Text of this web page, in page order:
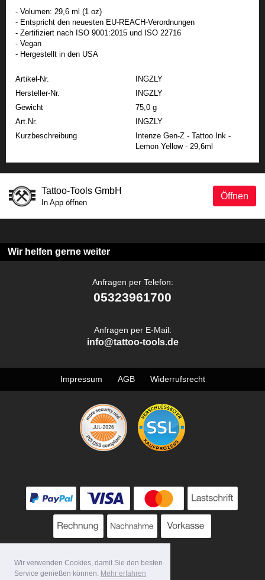
Wir verwenden Cookies, damit Sie den besten
Service genießen können. Mehr erfahren
- Volumen: 29,6 ml (1 oz)
- Entspricht den neuesten EU-REACH-Verordnungen
- Zertifiziert nach ISO 9001:2015 und ISO 22716
- Vegan
- Hergestellt in den USA
Artikel-Nr.
INGZLY
Hersteller-Nr.
INGZLY
Gewicht
75,0 g
Art.Nr.
INGZLY
Kurzbeschreibung
Intenze Gen-Z - Tattoo Ink -
Lemon Yellow - 29,6ml
Öffnen
Tattoo-Tools GmbH
In App öffnen
Wir helfen gerne weiter
Anfragen per Telefon:
05323961700
Anfragen per E-Mail:
info@tattoo-tools.de
Impressum AGB Widerrufsrecht